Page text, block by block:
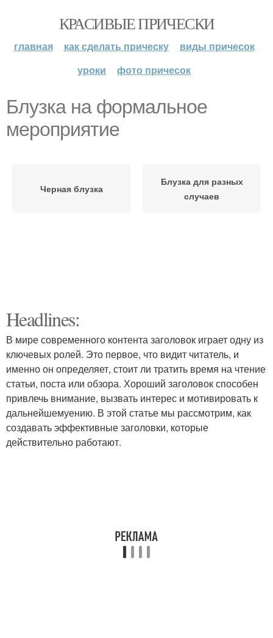
КРАСИВЫЕ ПРИЧЕСКИ
главная как сделать прическу
виды причесок
уроки
фото причесок
Блузка на формальное
мероприятие
Черная блузка
Блузка для разных
случаев
Headlines:
В мире современного контента заголовок играет одну из
ключевых ролей. Это первое, что видит читатель, и
именно он определяет, стоит ли тратить время на чтение
статьи, поста или обзора. Хороший заголовок способен
привлечь внимание, вызвать интерес и мотивировать к
дальнейшемуению. В этой статье мы рассмотрим, как
создавать эффективные заголовки, которые
действительно работают.